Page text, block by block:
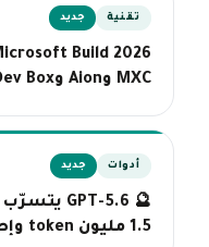
تقنية جديد
MXC وAion وDev Box وProject Solara
أدوات جديد
1.5 مليون token وإصلاح حادثة الأقزام الغريبة